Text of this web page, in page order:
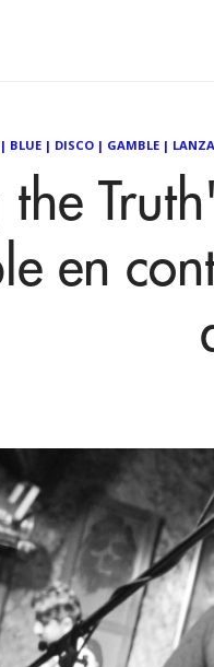
| BLUE | DISCO | GAMBLE |
en